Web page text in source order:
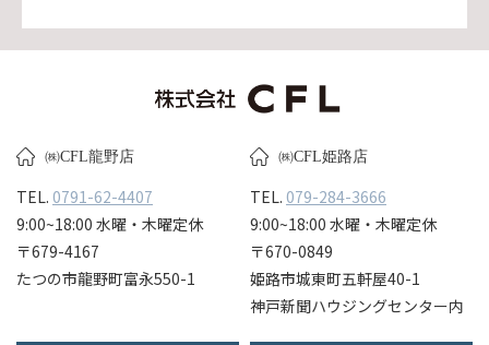
㈱CFL龍野店
TEL. 0791-62-4407
9:00~18:00 水曜・木曜定休
〒679-4167
たつの市龍野町富永550-1
㈱CFL姫路店
TEL. 079-284-3666
9:00~18:00 水曜・木曜定休
〒670-0849
姫路市城東町五軒屋40-1
神戸新聞ハウジングセンター内